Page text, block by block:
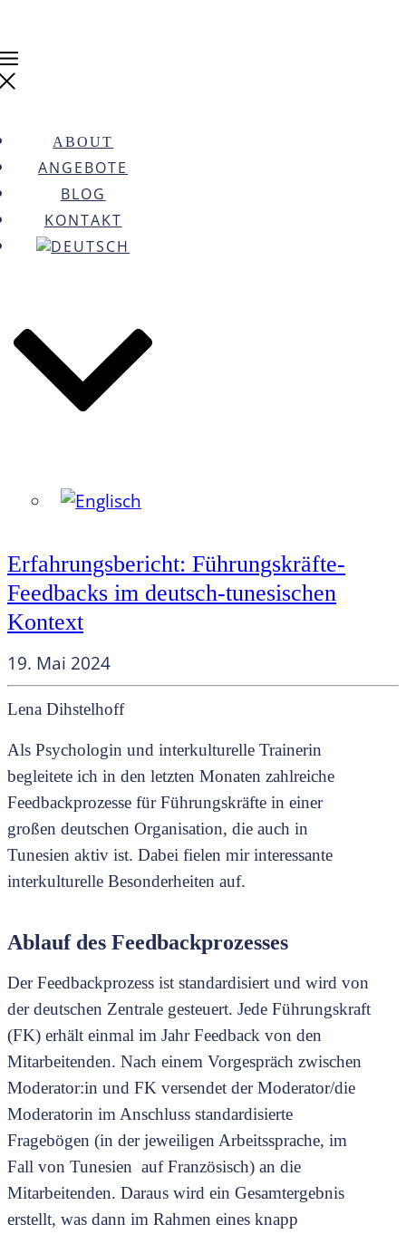
ABOUT
ANGEBOTE
BLOG
KONTAKT
Erfahrungsbericht: Führungskräfte-
Feedbacks im deutsch-tunesischen
Kontext
19. Mai 2024
Lena Dihstelhoff
Als Psychologin und interkulturelle Trainerin
begleitete ich in den letzten Monaten zahlreiche
Feedbackprozesse für Führungskräfte in einer
großen deutschen Organisation, die auch in
Tunesien aktiv ist. Dabei fielen mir interessante
interkulturelle Besonderheiten auf.
Ablauf des Feedbackprozesses
Der Feedbackprozess ist standardisiert und wird von
der deutschen Zentrale gesteuert. Jede Führungskraft
(FK) erhält einmal im Jahr Feedback von den
Mitarbeitenden. Nach einem Vorgespräch zwischen
Moderator:in und FK versendet der Moderator/die
Moderatorin im Anschluss standardisierte
Fragebögen (in der jeweiligen Arbeitssprache, im
Fall von Tunesien auf Französisch) an die
Mitarbeitenden. Daraus wird ein Gesamtergebnis
erstellt, was dann im Rahmen eines knapp